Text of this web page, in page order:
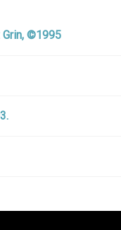
Grin, ©1995